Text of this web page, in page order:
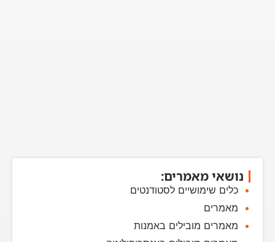
נושאי מאמרים:
כלים שימושיים לסטודנטים
מאמרים
מאמרים מובילים באמנות